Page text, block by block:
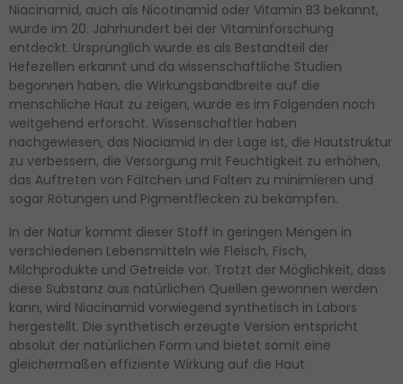
Niacinamid, auch als Nicotinamid oder Vitamin B3 bekannt,
wurde im 20. Jahrhundert bei der Vitaminforschung
entdeckt. Ursprünglich wurde es als Bestandteil der
Hefezellen erkannt und da wissenschaftliche Studien
begonnen haben, die Wirkungsbandbreite auf die
menschliche Haut zu zeigen, wurde es im Folgenden noch
weitgehend erforscht. Wissenschaftler haben
nachgewiesen, das Niaciamid in der Lage ist, die Hautstruktur
zu verbessern, die Versorgung mit Feuchtigkeit zu erhöhen,
das Auftreten von Fältchen und Falten zu minimieren und
sogar Rötungen und Pigmentflecken zu bekämpfen.
In der Natur kommt dieser Stoff in geringen Mengen in
verschiedenen Lebensmitteln wie Fleisch, Fisch,
Milchprodukte und Getreide vor. Trotzt der Möglichkeit, dass
diese Substanz aus natürlichen Quellen gewonnen werden
kann, wird Niacinamid vorwiegend synthetisch in Labors
hergestellt. Die synthetisch erzeugte Version entspricht
absolut der natürlichen Form und bietet somit eine
gleichermaßen effiziente Wirkung auf die Haut.